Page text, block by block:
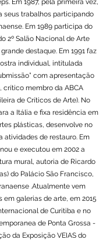
Em 1987, pela primeira vez,
seus trabalhos participando
Em 1989 participa do
2º Salão Nacional de Arte
destaque. Em 1991 faz
individual, intitulada
com apresentação
crítico membro da ABCA
de Críticos de Arte). No
a Itália e fixa residência em
plásticas, desenvolve no
atividades de restauro. Em
e executou em 2002 a
mural, autoria de Ricardo
do Palácio São Francisco,
.Atualmente vem
em galerias de arte, em 2015
de Curitiba e no
de Ponta Grossa -
da Exposição VEIAS do